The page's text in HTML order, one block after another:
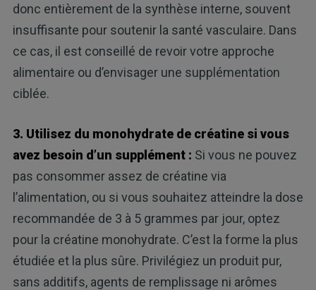
donc entièrement de la synthèse interne, souvent
insuffisante pour soutenir la santé vasculaire. Dans
ce cas, il est conseillé de revoir votre approche
alimentaire ou d’envisager une supplémentation
ciblée.
3. Utilisez du monohydrate de créatine si vous
avez besoin d’un supplément : Si vous ne pouvez
pas consommer assez de créatine via
l’alimentation, ou si vous souhaitez atteindre la dose
recommandée de 3 à 5 grammes par jour, optez
pour la créatine monohydrate. C’est la forme la plus
étudiée et la plus sûre. Privilégiez un produit pur,
sans additifs, agents de remplissage ni arômes